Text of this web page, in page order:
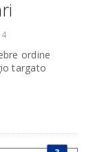
ordine
targato